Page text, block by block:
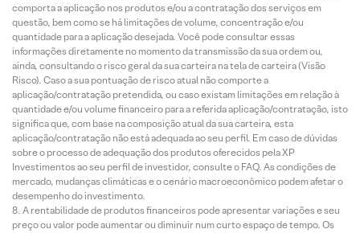
comporta a aplicação nos produtos e/ou a contratação dos serviços em
questão, bem como se há limitações de volume, concentração e/ou
quantidade para a aplicação desejada. Você pode consultar essas
informações diretamente no momento da transmissão da sua ordem ou,
ainda, consultando o risco geral da sua carteira na tela de carteira (Visão
Risco). Caso a sua pontuação de risco atual não comporte a
aplicação/contratação pretendida, ou caso existam limitações em relação à
quantidade e/ou volume financeiro para a referida aplicação/contratação, isto
significa que, com base na composição atual da sua carteira, esta
aplicação/contratação não está adequada ao seu perfil. Em caso de dúvidas
sobre o processo de adequação dos produtos oferecidos pela XP
Investimentos ao seu perfil de investidor, consulte o FAQ. As condições de
mercado, mudanças climáticas e o cenário macroeconômico podem afetar o
desempenho do investimento.
A rentabilidade de produtos financeiros pode apresentar variações e seu
preço ou valor pode aumentar ou diminuir num curto espaço de tempo. Os